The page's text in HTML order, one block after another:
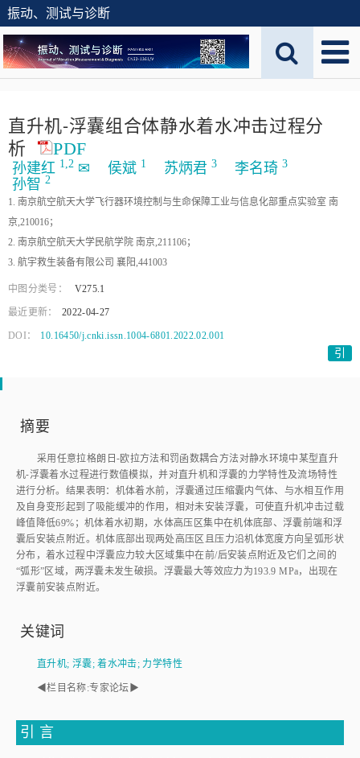
振动、测试与诊断
直升机⁃浮囊组合体静水着水冲击过程分
析
PDF
孙建红 1, 2 ✉ 侯斌 1 苏炳君 3 李名琦 3
孙智 2
1. 南京航空航天大学飞行器环境控制与生命保障工业与信息化部重点实验室 南
京,210016；
2. 南京航空航天大学民航学院 南京,211106；
3. 航宇救生装备有限公司 襄阳,441003
中图分类号： V275.1
最近更新： 2022-04-27
DOI： 10.16450/j.cnki.issn.1004-6801.2022.02.001
引
摘要
采用任意拉格朗日⁃欧拉方法和罚函数耦合方法对静水环境中某型直升
机⁃浮囊着水过程进行数值模拟，并对直升机和浮囊的力学特性及流场特性
进行分析。结果表明：机体着水前，浮囊通过压缩囊内气体、与水相互作用
及自身变形起到了吸能缓冲的作用，相对未安装浮囊，可使直升机冲击过载
峰值降低69%；机体着水初期，水体高压区集中在机体底部、浮囊前端和浮
囊后安装点附近。机体底部出现两处高压区且压力沿机体宽度方向呈弧形状
分布，着水过程中浮囊应力较大区域集中在前/后安装点附近及它们之间的
“弧形”区域，两浮囊未发生破损。浮囊最大等效应力为193.9 MPa，出现在
浮囊前安装点附近。
关键词
直升机; 浮囊;着水冲击; 力学特性
◀栏目名称:专家论坛▶
引 言